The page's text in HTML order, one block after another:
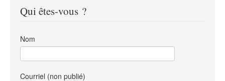
Qui êtes-vous ?
Nom
Courriel (non publié)